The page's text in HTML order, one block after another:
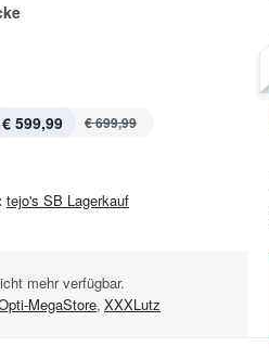
€ 599,99 € 699,99
tejo's SB Lagerkauf
mehr verfügbar.
MegaStore, XXXLutz